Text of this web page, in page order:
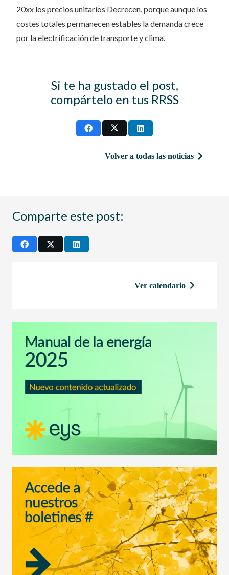
20xx los precios unitarios Decrecen, porque aunque los
costes totales permanecen estables la demanda crece
por la electrificación de transporte y clima.
Si te ha gustado el post,
compártelo en tus RRSS
Volver a todas las noticias
Comparte este post:
Ver calendario